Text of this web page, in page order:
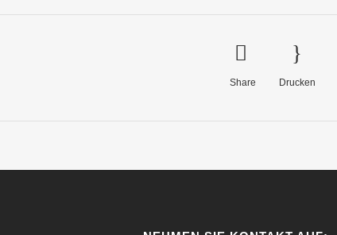
Share Drucken